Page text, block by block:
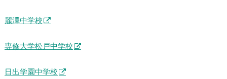
麗澤中学校
専修大学松戸中学校
日出学園中学校